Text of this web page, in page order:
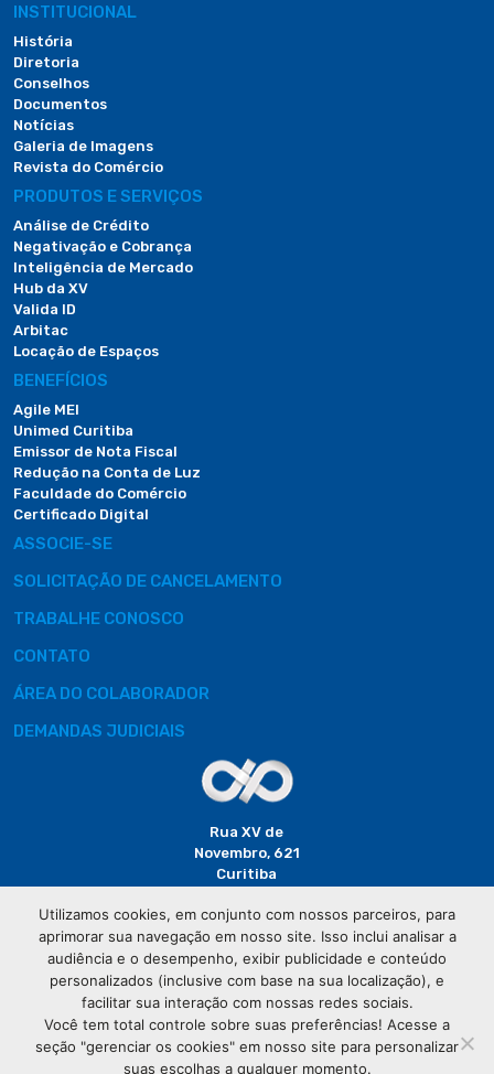
INSTITUCIONAL
História
Diretoria
Conselhos
Documentos
Notícias
Galeria de Imagens
Revista do Comércio
PRODUTOS E SERVIÇOS
Análise de Crédito
Negativação e Cobrança
Inteligência de Mercado
Hub da XV
Valida ID
Arbitac
Locação de Espaços
BENEFÍCIOS
Agile MEI
Unimed Curitiba
Emissor de Nota Fiscal
Redução na Conta de Luz
Faculdade do Comércio
Certificado Digital
ASSOCIE-SE
SOLICITAÇÃO DE CANCELAMENTO
TRABALHE CONOSCO
CONTATO
ÁREA DO COLABORADOR
DEMANDAS JUDICIAIS
Rua XV de
Novembro, 621
Curitiba
(41) 3320-
2929
Utilizamos cookies, em conjunto com nossos parceiros, para
aprimorar sua navegação em nosso site. Isso inclui analisar a
audiência e o desempenho, exibir publicidade e conteúdo
personalizados (inclusive com base na sua localização), e
facilitar sua interação com nossas redes sociais.
Você tem total controle sobre suas preferências! Acesse a
seção "gerenciar os cookies" em nosso site para personalizar
suas escolhas a qualquer momento.